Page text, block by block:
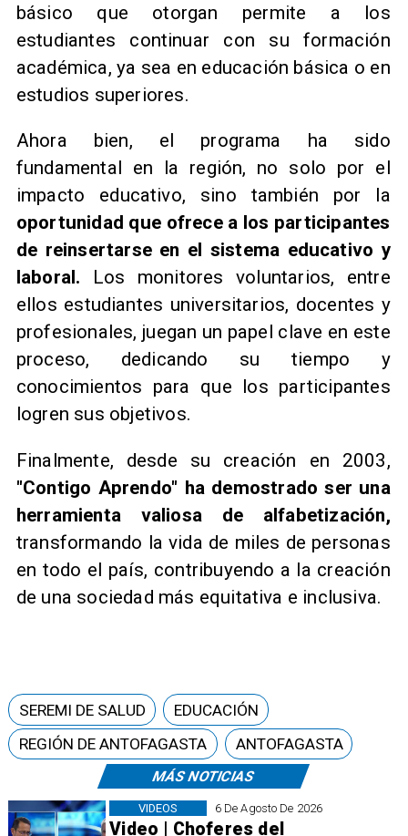
básico que otorgan permite a los
estudiantes continuar con su formación
académica, ya sea en educación básica o en
estudios superiores.
Ahora bien, el programa ha sido
fundamental en la región, no solo por el
impacto educativo, sino también por la
oportunidad que ofrece a los participantes
de reinsertarse en el sistema educativo y
laboral.
Los monitores voluntarios, entre
ellos estudiantes universitarios, docentes y
profesionales, juegan un papel clave en este
proceso, dedicando su tiempo y
conocimientos para que los participantes
logren sus objetivos.
Finalmente, desde su creación en 2003,
"Contigo Aprendo" ha demostrado ser una
herramienta valiosa de alfabetización,
transformando la vida de miles de personas
en todo el país, contribuyendo a la creación
de una sociedad más equitativa e inclusiva.
MÁS NOTICIAS
6 De Agosto De 2026
Video | Choferes del
VIDEOS
SEREMI DE SALUD
EDUCACIÓN
REGIÓN DE ANTOFAGASTA
ANTOFAGASTA